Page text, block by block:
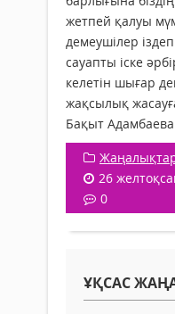
жетпей қалуы
демеушілер
сауапты іске
келетін шығар
жақсылық
Бақыт
26
0
ҰҚСАС